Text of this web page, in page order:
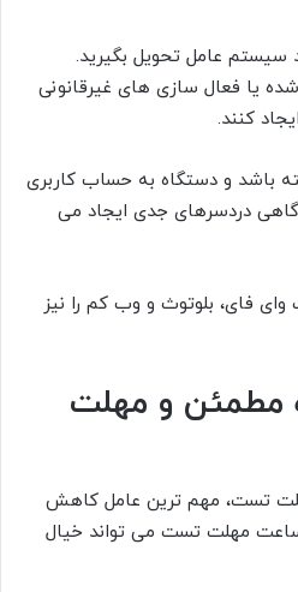
عامل تحویل بگیرید.
یا فعال سازی های غیرقانونی
کنند.
باشد و دستگاه به حساب کاربری
گاهی دردسرهای جدی ایجاد می
فای، بلوتوث و وب کم را نیز
مطمئن و مهلت
تست، مهم ترین عامل کاهش
است. حتی ۲۴ تا ۷۲ ساعت مهلت تست می تواند خیال